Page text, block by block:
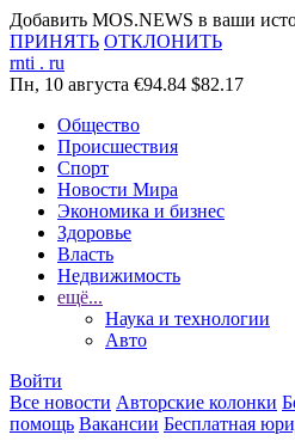
Добавить MOS.NEWS в ваши
ПРИНЯТЬ ОТКЛОНИТЬ
rnti . ru
Пн, 10 августа €94.84 $82.17
Общество
Происшествия
Спорт
Новости Мира
Экономика и бизнес
Здоровье
Власть
Недвижимость
ещё...
Наука и технологии
Авто
Войти
Все новости Авторские колонки
помощь Вакансии Бесплатная